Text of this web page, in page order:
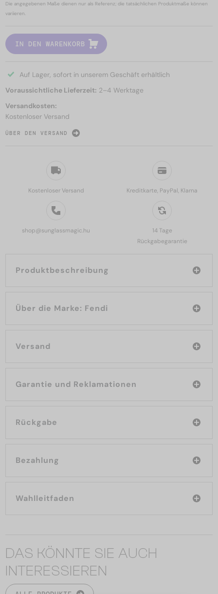
Kostenloser Versand Kreditkarte, PayPal, Klarna
shop@sunglassmagic.hu
14 Tage
Rückgabegarantie
Produktbeschreibung
Über die Marke: Fendi
Versand
Garantie und Reklamationen
Rückgabe
Bezahlung
Wahlleitfaden
Die angegebenen Maße dienen nur als Referenz; die tatsächlichen Produktmaße können
variieren.
IN DEN WARENKORB
Auf Lager, sofort in unserem Geschäft erhältlich
Voraussichtliche Lieferzeit: 2–4 Werktage
Versandkosten:
Kostenloser Versand
ÜBER DEN VERSAND
DAS KÖNNTE SIE AUCH
INTERESSIEREN